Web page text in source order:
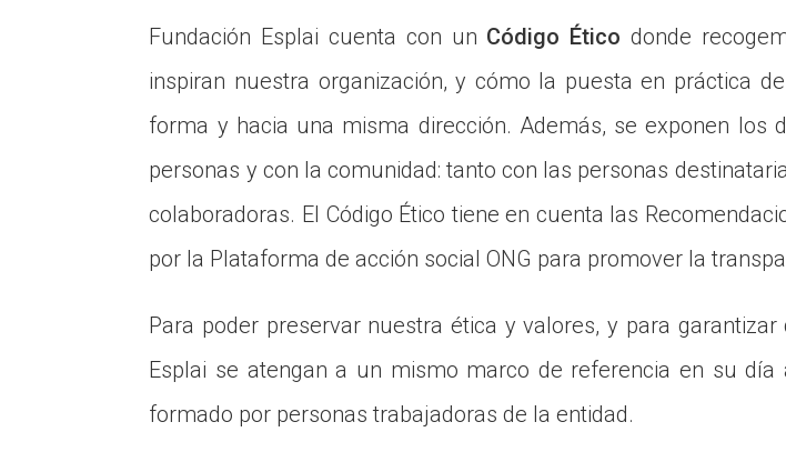
Fundación Esplai cuenta con un Código Ético donde
inspiran nuestra organización, y cómo la puesta en práctica
forma y hacia una misma dirección. Además, se exponen los
personas y con la comunidad: tanto con las personas
colaboradoras. El Código Ético tiene en cuenta las
por la Plataforma de acción social ONG para promover la
Para poder preservar nuestra ética y valores, y para
Esplai se atengan a un mismo marco de referencia en su
formado por personas trabajadoras de la entidad.